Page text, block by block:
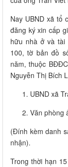
Nay UBND xã tổ
đăng ký xin cấp
hữu nhà ở và tài
100, tờ bản đồ
năm, thuộc
Nguyễn Thị Bích
UBND xã
Văn phòng
(Đính kèm danh
nhận).
Trong thời hạn